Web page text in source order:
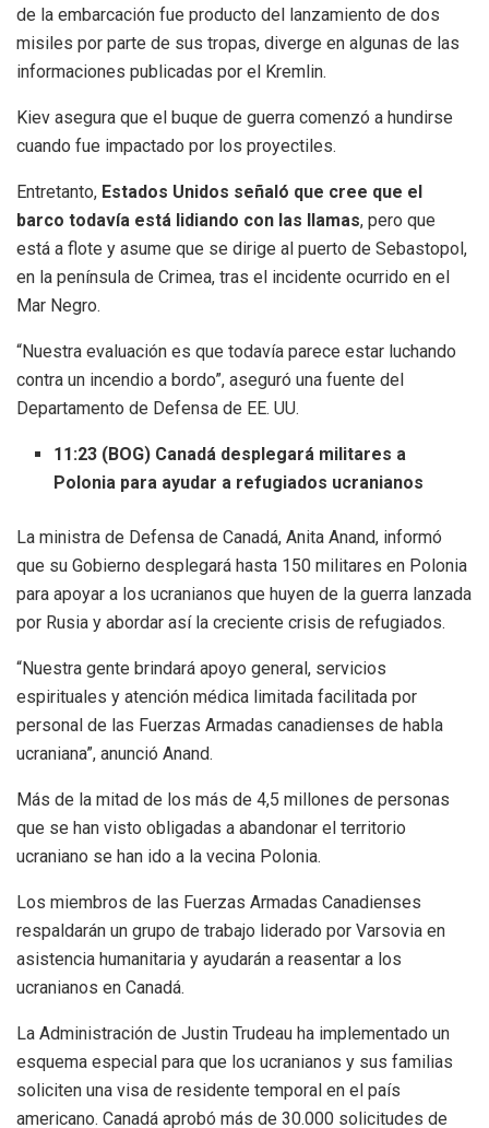
de la embarcación fue producto del lanzamiento de dos
misiles por parte de sus tropas, diverge en algunas de las
informaciones publicadas por el Kremlin.
Kiev asegura que el buque de guerra comenzó a hundirse
cuando fue impactado por los proyectiles.
Entretanto, Estados Unidos señaló que cree que el
barco todavía está lidiando con las llamas, pero que
está a flote y asume que se dirige al puerto de Sebastopol,
en la península de Crimea, tras el incidente ocurrido en el
Mar Negro.
“Nuestra evaluación es que todavía parece estar luchando
contra un incendio a bordo”, aseguró una fuente del
Departamento de Defensa de EE. UU.
11:23 (BOG) Canadá desplegará militares a
Polonia para ayudar a refugiados ucranianos
La ministra de Defensa de Canadá, Anita Anand, informó
que su Gobierno desplegará hasta 150 militares en Polonia
para apoyar a los ucranianos que huyen de la guerra lanzada
por Rusia y abordar así la creciente crisis de refugiados.
“Nuestra gente brindará apoyo general, servicios
espirituales y atención médica limitada facilitada por
personal de las Fuerzas Armadas canadienses de habla
ucraniana”, anunció Anand.
Más de la mitad de los más de 4,5 millones de personas
que se han visto obligadas a abandonar el territorio
ucraniano se han ido a la vecina Polonia.
Los miembros de las Fuerzas Armadas Canadienses
respaldarán un grupo de trabajo liderado por Varsovia en
asistencia humanitaria y ayudarán a reasentar a los
ucranianos en Canadá.
La Administración de Justin Trudeau ha implementado un
esquema especial para que los ucranianos y sus familias
soliciten una visa de residente temporal en el país
americano. Canadá aprobó más de 30.000 solicitudes de